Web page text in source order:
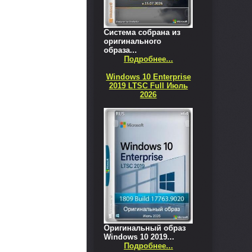
Система собрана из
оригинального
образа...
Подробнее...
Windows 10 Enterprise
2019 LTSC Full Июль
2026
Оригинальный образ
Windows 10 2019...
Подробнее...